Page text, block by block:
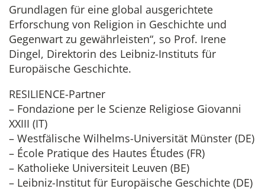
Grundlagen für eine global ausgerichtete
Erforschung von Religion in Geschichte und
Gegenwart zu gewährleisten“, so Prof. Irene
Dingel, Direktorin des Leibniz-Instituts für
Europäische Geschichte.
RESILIENCE-Partner
– Fondazione per le Scienze Religiose Giovanni
XXIII (IT)
– Westfälische Wilhelms-Universität Münster (DE)
– École Pratique des Hautes Études (FR)
– Katholieke Universiteit Leuven (BE)
– Leibniz-Institut für Europäische Geschichte (DE)